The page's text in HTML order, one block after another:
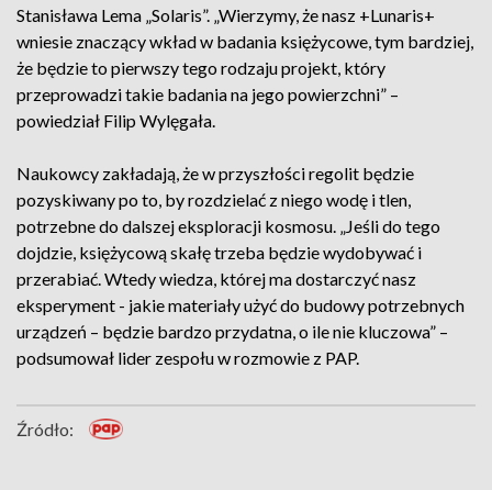
Stanisława Lema „Solaris”. „Wierzymy, że nasz +Lunaris+
wniesie znaczący wkład w badania księżycowe, tym bardziej,
że będzie to pierwszy tego rodzaju projekt, który
przeprowadzi takie badania na jego powierzchni” –
powiedział Filip Wylęgała.
Naukowcy zakładają, że w przyszłości regolit będzie
pozyskiwany po to, by rozdzielać z niego wodę i tlen,
potrzebne do dalszej eksploracji kosmosu. „Jeśli do tego
dojdzie, księżycową skałę trzeba będzie wydobywać i
przerabiać. Wtedy wiedza, której ma dostarczyć nasz
eksperyment - jakie materiały użyć do budowy potrzebnych
urządzeń – będzie bardzo przydatna, o ile nie kluczowa” –
podsumował lider zespołu w rozmowie z PAP.
Źródło: